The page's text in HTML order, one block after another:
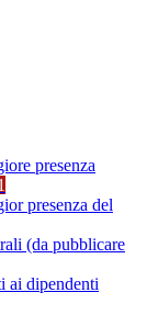
presenza
presenza del
(da pubblicare
ai dipendenti